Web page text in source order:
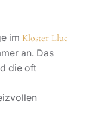
im Kloster Lluc
an. Das
die oft